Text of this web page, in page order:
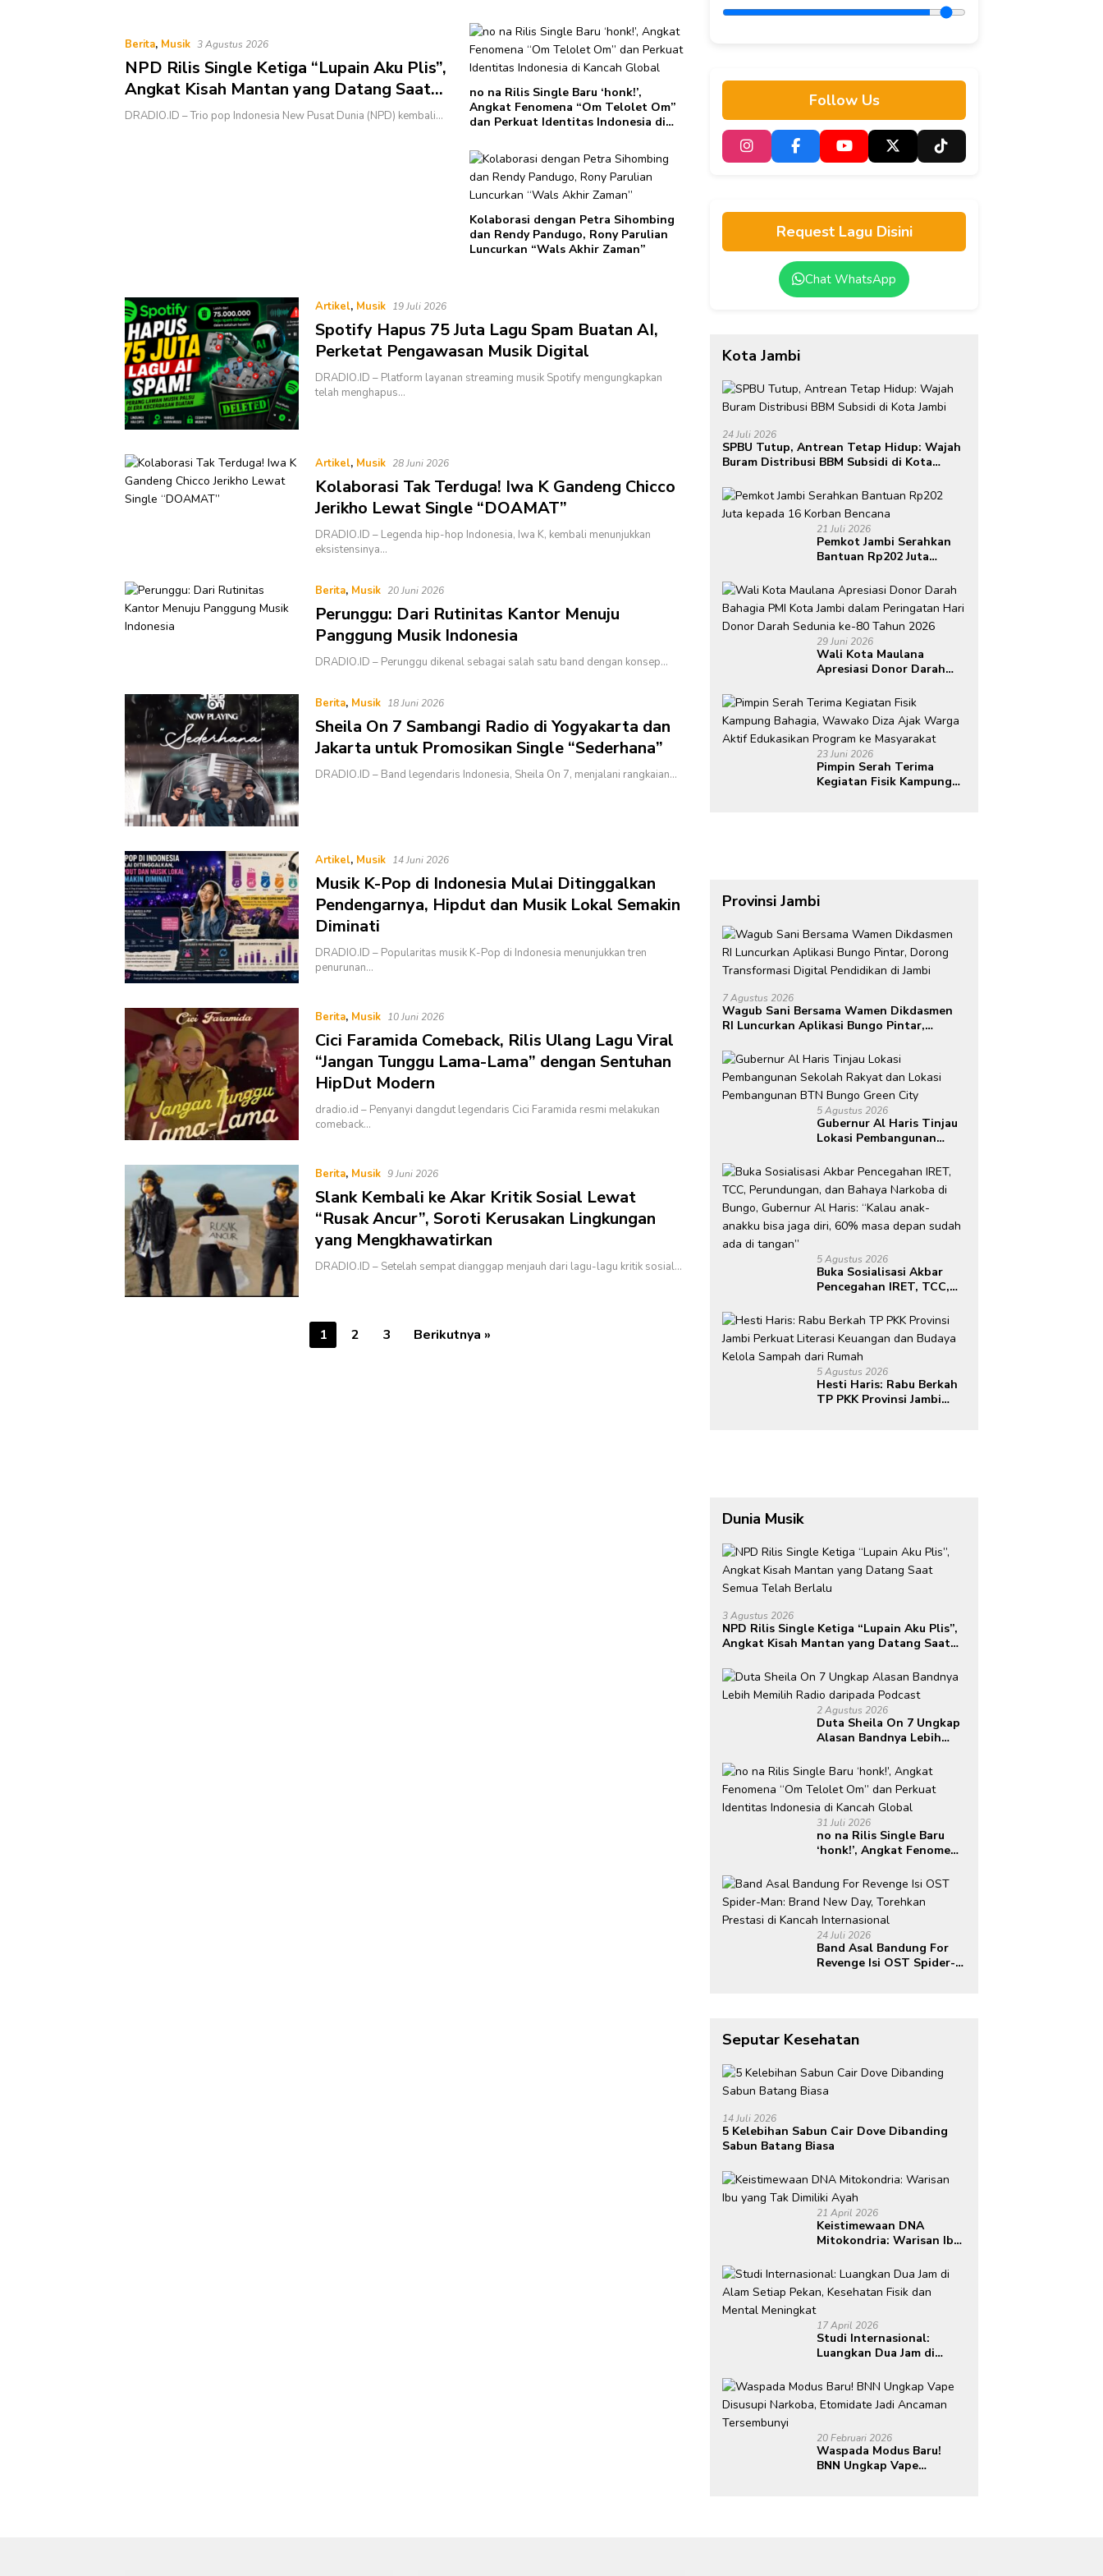
Pendidikan di Jambi
Berita, Musik 3 Agustus 2026
NPD Rilis Single Ketiga “Lupain Aku Plis”,
Angkat Kisah Mantan yang Datang Saat
Semua Telah Berlalu
DRADIO.ID – Trio pop Indonesia New Pusat Dunia (NPD) kembali…
no na Rilis Single Baru ‘honk!’,
Angkat Fenomena “Om Telolet Om”
dan Perkuat Identitas Indonesia di
Kolaborasi dengan Petra Sihombing
dan Rendy Pandugo, Rony Parulian
Luncurkan “Wals Akhir Zaman”
Artikel, Musik 19 Juli 2026
Spotify Hapus 75 Juta Lagu Spam Buatan AI,
Perketat Pengawasan Musik Digital
DRADIO.ID – Platform layanan streaming musik Spotify mengungkapkan
telah menghapus…
Artikel, Musik 28 Juni 2026
Kolaborasi Tak Terduga! Iwa K Gandeng Chicco
Jerikho Lewat Single “DOAMAT”
DRADIO.ID – Legenda hip-hop Indonesia, Iwa K, kembali menunjukkan
eksistensinya…
Berita, Musik 20 Juni 2026
Perunggu: Dari Rutinitas Kantor Menuju
Panggung Musik Indonesia
DRADIO.ID – Perunggu dikenal sebagai salah satu band dengan konsep…
Berita, Musik 18 Juni 2026
Sheila On 7 Sambangi Radio di Yogyakarta dan
Jakarta untuk Promosikan Single “Sederhana”
DRADIO.ID – Band legendaris Indonesia, Sheila On 7, menjalani rangkaian…
Artikel, Musik 14 Juni 2026
Musik K-Pop di Indonesia Mulai Ditinggalkan
Pendengarnya, Hipdut dan Musik Lokal Semakin
Diminati
DRADIO.ID – Popularitas musik K-Pop di Indonesia menunjukkan tren
penurunan…
Berita, Musik 10 Juni 2026
Cici Faramida Comeback, Rilis Ulang Lagu Viral
“Jangan Tunggu Lama-Lama” dengan Sentuhan
HipDut Modern
dradio.id – Penyanyi dangdut legendaris Cici Faramida resmi melakukan
comeback…
Berita, Musik 9 Juni 2026
Slank Kembali ke Akar Kritik Sosial Lewat
“Rusak Ancur”, Soroti Kerusakan Lingkungan
yang Mengkhawatirkan
DRADIO.ID – Setelah sempat dianggap menjauh dari lagu-lagu kritik sosial…
1 2 3 Berikutnya »
Follow Us
Request Lagu Disini
Chat WhatsApp
Kota Jambi
24 Juli 2026
SPBU Tutup, Antrean Tetap Hidup: Wajah
Buram Distribusi BBM Subsidi di Kota
21 Juli 2026
Pemkot Jambi Serahkan
Bantuan Rp202 Juta
Bencana
29 Juni 2026
Wali Kota Maulana
Apresiasi Donor Darah
dalam Peringatan Hari
Donor Darah Sedunia ke-
80 Tahun 2026
23 Juni 2026
Pimpin Serah Terima
Kegiatan Fisik Kampung
Provinsi Jambi
7 Agustus 2026
Wagub Sani Bersama Wamen Dikdasmen
RI Luncurkan Aplikasi Bungo Pintar,
di Jambi
5 Agustus 2026
Gubernur Al Haris Tinjau
Lokasi Pembangunan
Lokasi Pembangunan BTN
Bungo Green City
5 Agustus 2026
Buka Sosialisasi Akbar
Pencegahan IRET, TCC,
Narkoba di Bungo,
Gubernur Al Haris: “Kalau
anak-anakku bisa jaga
diri, 60% masa depan
sudah ada di tangan”
5 Agustus 2026
Hesti Haris: Rabu Berkah
TP PKK Provinsi Jambi
Dunia Musik
3 Agustus 2026
NPD Rilis Single Ketiga “Lupain Aku Plis”,
Angkat Kisah Mantan yang Datang Saat
2 Agustus 2026
Duta Sheila On 7 Ungkap
Alasan Bandnya Lebih
Podcast
31 Juli 2026
no na Rilis Single Baru
‘honk!’, Angkat Fenomena
Perkuat Identitas
Indonesia di Kancah
Global
24 Juli 2026
Band Asal Bandung For
Revenge Isi OST Spider-
Seputar Kesehatan
14 Juli 2026
5 Kelebihan Sabun Cair Dove Dibanding
Sabun Batang Biasa
21 April 2026
Keistimewaan DNA
Mitokondria: Warisan Ibu
17 April 2026
Studi Internasional:
Luangkan Dua Jam di
Kesehatan Fisik dan
Mental Meningkat
20 Februari 2026
Waspada Modus Baru!
BNN Ungkap Vape